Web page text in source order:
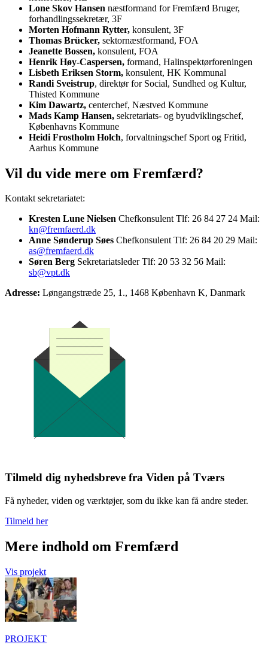
Lone Skov Hansen næstformand for Fremfærd Bruger,
forhandlingssekretær, 3F
Morten Hofmann Rytter, konsulent, 3F
Thomas Brücker, sektornæstformand, FOA
Jeanette Bossen, konsulent, FOA
Henrik Høy-Caspersen, formand, Halinspektørforeningen
Lisbeth Eriksen Storm, konsulent, HK Kommunal
Randi Sveistrup, direktør for Social, Sundhed og Kultur,
Thisted Kommune
Kim Dawartz, centerchef, Næstved Kommune
Mads Kamp Hansen, sekretariats- og byudviklingschef,
Københavns Kommune
Heidi Frostholm Holch, forvaltningschef Sport og Fritid,
Aarhus Kommune
Vil du vide mere om Fremfærd?
Kontakt sekretariatet:
Kresten Lune Nielsen Chefkonsulent Tlf: 26 84 27 24 Mail:
kn@fremfaerd.dk
Anne Sønderup Søes Chefkonsulent Tlf: 26 84 20 29 Mail:
as@fremfaerd.dk
Søren Berg Sekretariatsleder Tlf: 20 53 32 56 Mail:
sb@vpt.dk
Adresse: Løngangstræde 25, 1., 1468 København K, Danmark
Tilmeld dig nyhedsbreve fra Viden på Tværs
Få nyheder, viden og værktøjer, som du ikke kan få andre steder.
Tilmeld her
Mere indhold om Fremfærd
Vis projekt
PROJEKT